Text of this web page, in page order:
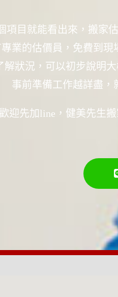
項目就能看出來，搬家
業的估價員，免費到
狀況，可以初步說明
事前準備工作越詳盡，
歡迎先加line，健美先生